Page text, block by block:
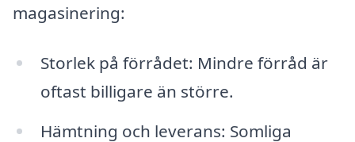
magasinering:
Storlek på förrådet: Mindre förråd är
oftast billigare än större.
Hämtning och leverans: Somliga